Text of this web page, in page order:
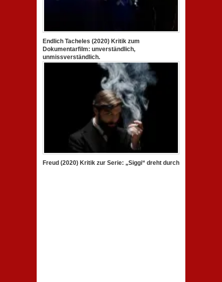
Endlich Tacheles (2020) Kritik zum
Dokumentarfilm: unverständlich,
unmissverständlich.
Freud (2020) Kritik zur Serie: „Siggi“ dreht durch